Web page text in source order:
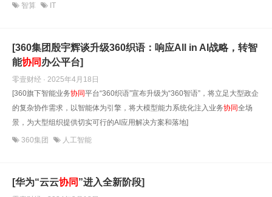
智算 IT
[360集团殷宇辉谈升级360织语：响应All in AI战略，转智
能协同 办公平台]
零壹财经 · 2025年4月18日
[360旗下智能业务协同平台“360织语”宣布升级为“360智语”，将立足大型政企
的复杂协作需求，以智能体为引擎，将大模型能力系统化注入业务协同全场
景，为大型组织提供切实可行的AI应用解决方案和落地]
360集团 人工智能
[华为“云云协同 ”进入全新阶段]